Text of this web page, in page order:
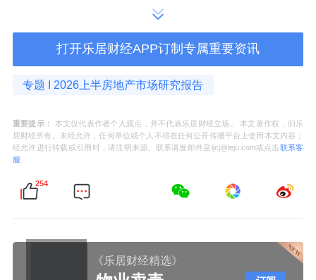
中央层面的核心表述集中在以下几个方面:
• 住房供需平衡：强调“控增量、去库存、优供
给”，通过减少新增土地供应、加快存量商品房
收储、优化预售资金监管等方式，推动市场供
需再平衡。
• 刚需改善合理支持：通过降低首付比例、下
调房贷利率、提高公积金贷款额度等方式，降
低购房门槛，支持刚需和改善型需求合理释
• 化解房企风险：持续推进“保交楼”工作，优化
打开乐居财经APP订制专属重要资讯
专题 I 2026上半房地产市场研究报告
重要提示：
本文仅代表作者个人观点，并不代表乐居财经立场。 本文著作权，归乐
居财经所有。未经允许，任何单位或个人不得在任何公开传播平台上使用本文内容；
经允许进行转载或引用时，请注明来源。联系请发邮件至ljcj@leju.com或点击联系客
服
254
《乐居财经精选》